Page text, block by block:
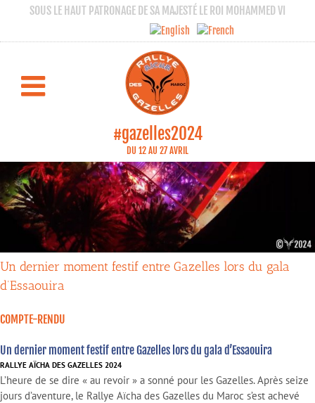
SOUS LE HAUT PATRONAGE DE SA MAJESTÉ LE ROI MOHAMMED VI
#gazelles2024
DU 12 AU 27 AVRIL
Un dernier moment festif entre Gazelles lors du gala
d’Essaouira
COMPTE-RENDU
Un dernier moment festif entre Gazelles lors du gala d’Essaouira
RALLYE AÏCHA DES GAZELLES 2024
L’heure de se dire « au revoir » a sonné pour les Gazelles. Après seize
jours d’aventure, le Rallye Aïcha des Gazelles du Maroc s’est achevé